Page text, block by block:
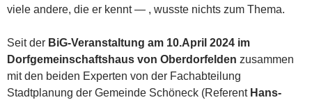
viele andere, die er kennt — , wusste nichts zum Thema.
Seit der BiG-Veranstaltung am 10.April 2024 im
Dorfgemeinschaftshaus von Oberdorfelden zusammen
mit den beiden Experten von der Fachabteilung
Stadtplanung der Gemeinde Schöneck (Referent Hans-